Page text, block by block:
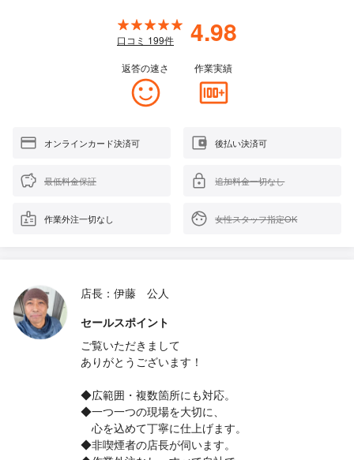
口コミ 199件 4.98
返答の速さ 作業実績
オンラインカード決済可 後払い決済可
最低料金保証 追加料金一切なし
作業外注一切なし 女性スタッフ指定OK
店長：伊藤 公人
セールスポイント
ご覧いただきまして
ありがとうございます！
◆広範囲・複数箇所にも対応。
◆一つ一つの現場を大切に、
心を込めて丁寧に仕上げます。
◆非喫煙者の店長が伺います。